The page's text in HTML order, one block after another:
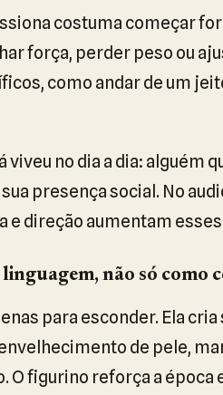
costuma começar
força, perder peso ou
como andar de um
viveu no dia a dia: alguém
presença social. No
e direção aumentam
não só como
para esconder. Ela
de pele,
O figurino reforça a época